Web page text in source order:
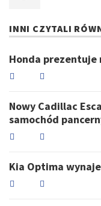
INNI CZYTALI
Honda prezentuje
Nowy Cadillac
samochód
Kia Optima